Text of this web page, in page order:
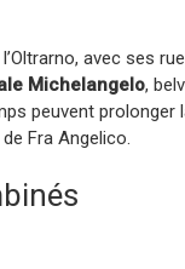
avec ses
Michelangelo,
peuvent prolonger
Fra Angelico.